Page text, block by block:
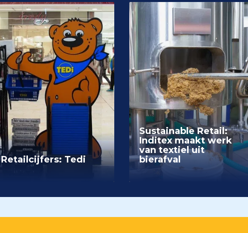
Retailcijfers: Tedi
Sustainable Retail:
Inditex maakt werk
van textiel uit
bierafval